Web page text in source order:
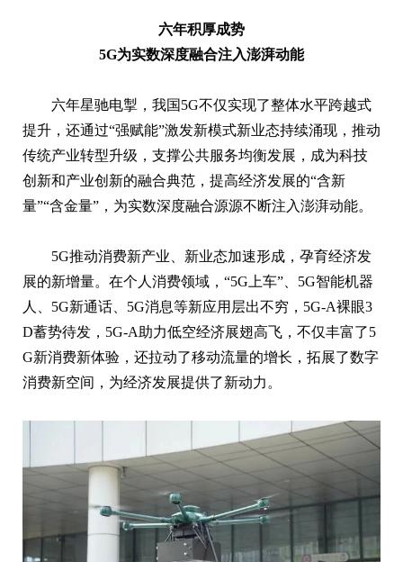
六年积厚成势
5G为实数深度融合注入澎湃动能
六年星驰电掣，我国5G不仅实现了整体水平跨越式
提升，还通过“强赋能”激发新模式新业态持续涌现，推动
传统产业转型升级，支撑公共服务均衡发展，成为科技
创新和产业创新的融合典范，提高经济发展的“含新
量”“含金量”，为实数深度融合源源不断注入澎湃动能。
5G推动消费新产业、新业态加速形成，孕育经济发
展的新增量。在个人消费领域，“5G上车”、5G智能机器
人、5G新通话、5G消息等新应用层出不穷，5G-A裸眼3
D蓄势待发，5G-A助力低空经济展翅高飞，不仅丰富了5
G新消费新体验，还拉动了移动流量的增长，拓展了数字
消费新空间，为经济发展提供了新动力。